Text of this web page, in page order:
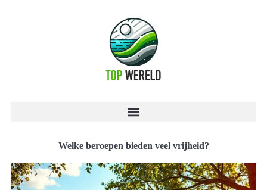
Welke beroepen bieden veel vrijheid?